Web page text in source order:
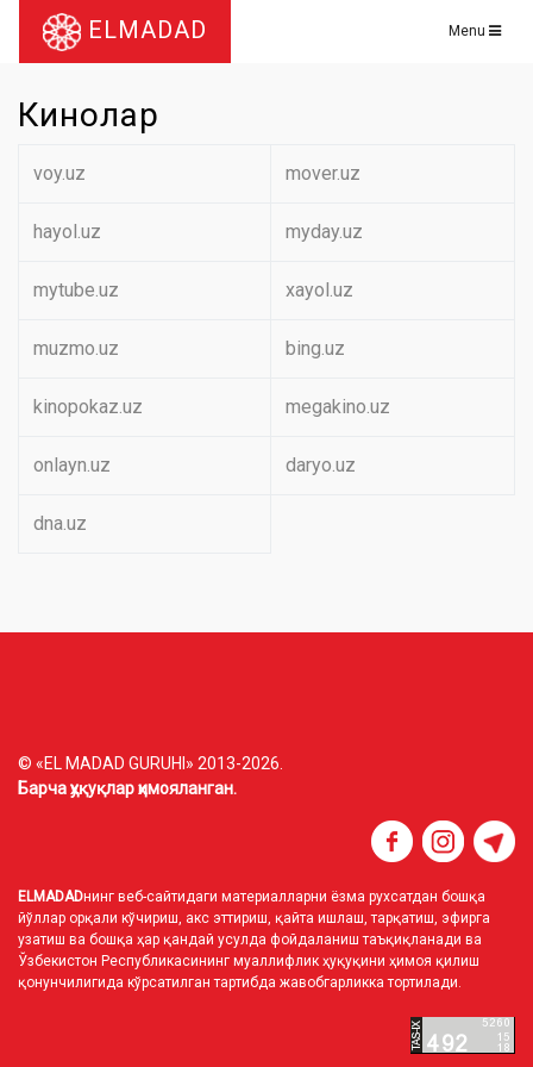
ELMADAD Menu
Кинолар
voy.uz mover.uz
hayol.uz myday.uz
mytube.uz xayol.uz
muzmo.uz bing.uz
kinopokaz.uz megakino.uz
onlayn.uz daryo.uz
dna.uz
© «EL MADAD GURUHI» 2013-2026.
Барча ҳуқуқлар ҳимояланган.
ELMADADнинг веб-сайтидаги материалларни ёзма рухсатдан бошқа
йўллар орқали кўчириш, акс эттириш, қайта ишлаш, тарқатиш, эфирга
узатиш ва бошқа ҳар қандай усулда фойдаланиш таъқиқланади ва
Ўзбекистон Республикасининг муаллифлик ҳуқуқини ҳимоя қилиш
қонунчилигида кўрсатилган тартибда жавобгарликка тортилади.